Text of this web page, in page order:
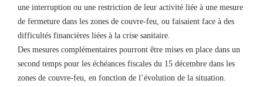
une interruption ou une restriction de leur activité liée à une mesure
de fermeture dans les zones de couvre-feu, ou faisaient face à des
difficultés financières liées à la crise sanitaire.
Des mesures complémentaires pourront être mises en place dans un
second temps pour les échéances fiscales du 15 décembre dans les
zones de couvre-feu, en fonction de l’évolution de la situation.